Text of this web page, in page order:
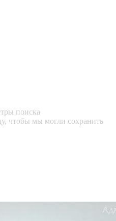
поиска
чтобы мы могли сохранить